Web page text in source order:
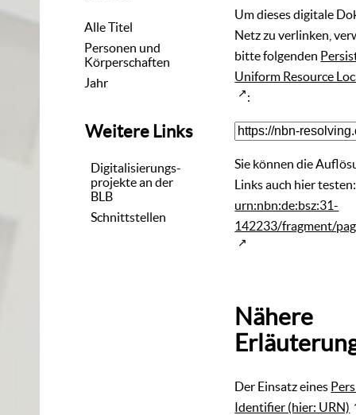
Alle Titel
Personen und
Körperschaften
Jahr
Weitere Links
Digitalisierungs-
projekte an der
BLB
Schnittstellen
Um dieses digitale
Netz zu verlinken,
bitte folgenden
Uniform Resource
:
Sie können die
Links auch hier testen:
urn:nbn:de:bsz:31-
142233/fragment/
Nähere
Der Einsatz eines
Identifier (hier: URN)